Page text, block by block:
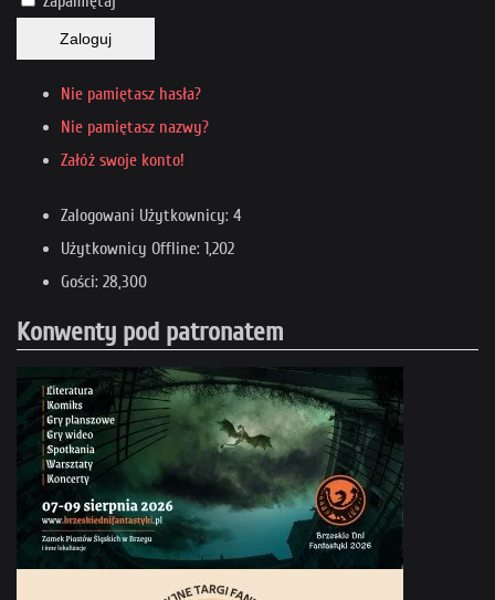
Zaloguj
Nie pamiętasz hasła?
Nie pamiętasz nazwy?
Załóż swoje konto!
Zalogowani Użytkownicy: 4
Użytkownicy Offline: 1,202
Gości: 28,300
Konwenty pod patronatem